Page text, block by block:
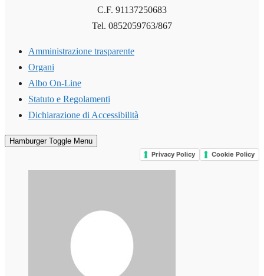
C.F. 91137250683
Tel. 0852059763/867
Amministrazione trasparente
Organi
Albo On-Line
Statuto e Regolamenti
Dichiarazione di Accessibilità
Hamburger Toggle Menu
Privacy Policy Cookie Policy